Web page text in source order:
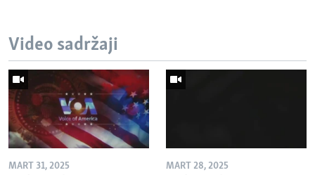
Video sadržaji
MART 31, 2025 MART 28, 2025